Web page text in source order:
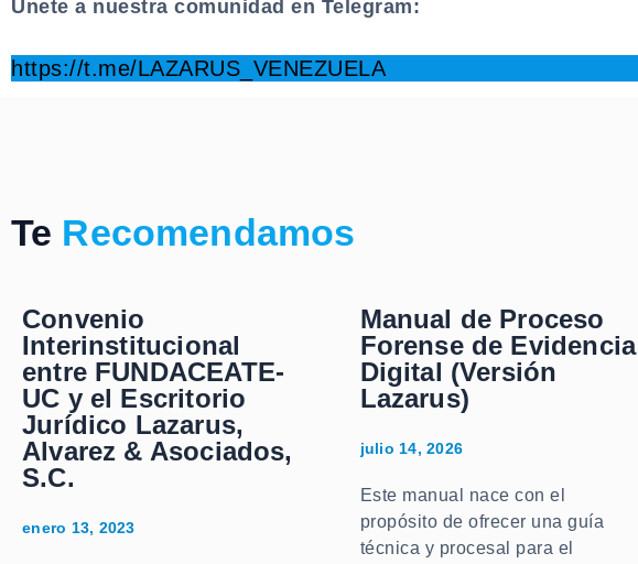
Únete a nuestra comunidad en Telegram:
https://t.me/LAZARUS_VENEZUELA
Te Recomendamos
Convenio
Interinstitucional
entre FUNDACEATE-
UC y el Escritorio
Jurídico Lazarus,
Alvarez & Asociados,
S.C.
enero 13, 2023
Manual de Proceso
Forense de Evidencia
Digital (Versión
Lazarus)
julio 14, 2026
Este manual nace con el
propósito de ofrecer una guía
técnica y procesal para el